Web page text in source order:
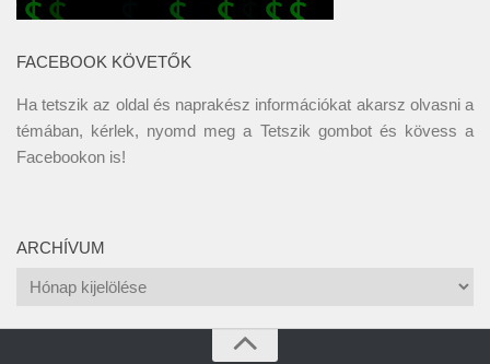
FACEBOOK KÖVETŐK
Ha tetszik az oldal és naprakész információkat akarsz olvasni a
témában, kérlek, nyomd meg a Tetszik gombot és kövess a
Facebookon is!
ARCHÍVUM
Archívum